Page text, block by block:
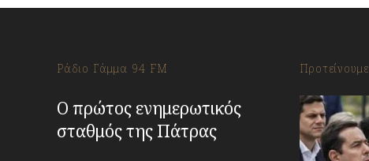
Ράδιο Γάμμα 94 FM
Ο πρώτος ενημερωτικός
σταθμός της Πάτρας
Προτείνουμε